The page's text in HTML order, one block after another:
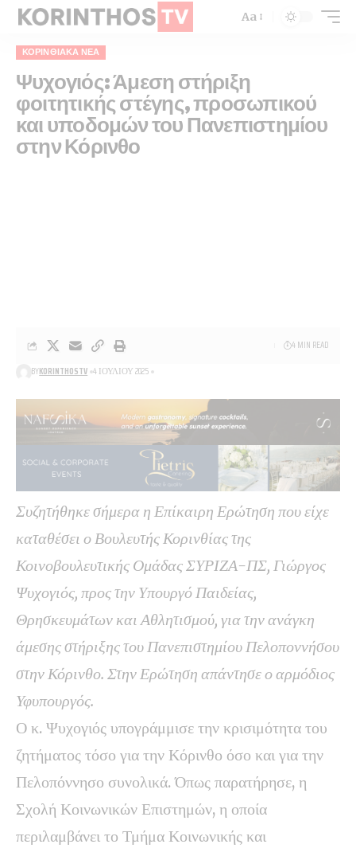
Aa
ΚΟΡΙΝΘΙΑΚΆ ΝΈΑ
Ψυχογιός: Άμεση στήριξη
φοιτητικής στέγης, προσωπικού
και υποδομών του Πανεπιστημίου
στην Κόρινθο
BYKORINTHOSTV 4 ΙΟΥΛΊΟΥ 2025
4 MIN READ
Συζητήθηκε σήμερα η Επίκαιρη Ερώτηση που είχε
καταθέσει ο Βουλευτής Κορινθίας της
Κοινοβουλευτικής Ομάδας ΣΥΡΙΖΑ-ΠΣ, Γιώργος
Ψυχογιός, προς την Υπουργό Παιδείας,
Θρησκευμάτων και Αθλητισμού, για την ανάγκη
άμεσης στήριξης του Πανεπιστημίου Πελοποννήσου
στην Κόρινθο. Στην Ερώτηση απάντησε ο αρμόδιος
Υφυπουργός.
Ο κ. Ψυχογιός υπογράμμισε την κρισιμότητα του
ζητήματος τόσο για την Κόρινθο όσο και για την
Πελοπόννησο συνολικά. Όπως παρατήρησε, η
Σχολή Κοινωνικών Επιστημών, η οποία
περιλαμβάνει το Τμήμα Κοινωνικής και